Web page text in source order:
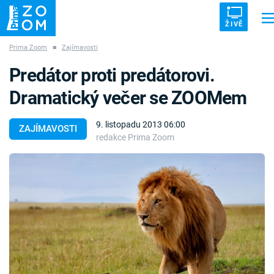
ŽIVĚ
VETŘELCI DÁVNOVĚKU
Pořady
TV Program
Prima Zoom ■ Zajímavosti
ZAJÍMAVOSTI
9. listopadu 2013 06:00
redakce Prima Zoom
Predátor proti predátorovi.
Dramatický večer se ZOOMem